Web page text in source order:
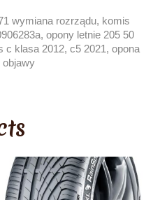
wymiana rozrządu, komis
opony letnie 205 50
c klasa 2012, c5 2021, opona
objawy